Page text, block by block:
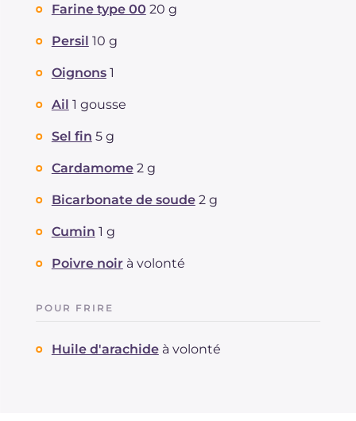
Sodium
Farine type 00 20 g
Persil 10 g
Oignons 1
Ail 1 gousse
Sel fin 5 g
Cardamome 2 g
Bicarbonate de soude 2 g
Cumin 1 g
Poivre noir à volonté
POUR FRIRE
Huile d'arachide à volonté